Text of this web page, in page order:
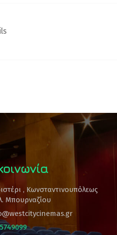
, Κωνσταντινουπόλεως
Μπουρναζίου